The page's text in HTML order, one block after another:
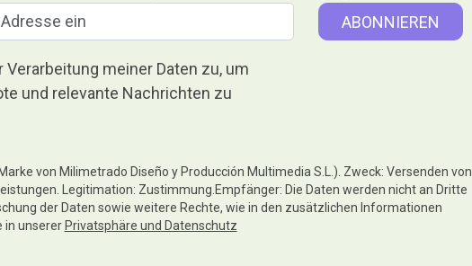
meiner Daten zu, um
und relevante Nachrichten zu
von Milimetrado Diseño y Producción Multimedia S.L.). Zweck: Versenden von
Legitimation: Zustimmung.Empfänger: Die Daten werden nicht an Dritte
der Daten sowie weitere Rechte, wie in den zusätzlichen Informationen
in unserer Privatsphäre und Datenschutz